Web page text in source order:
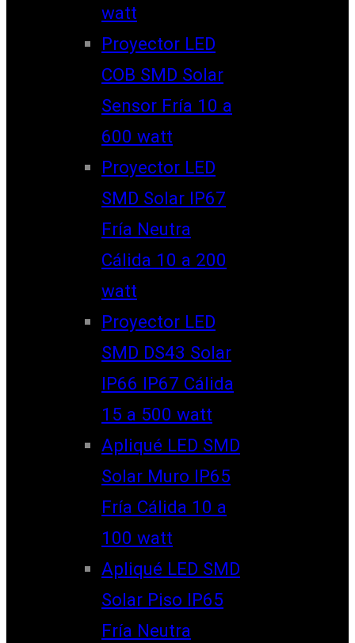
watt
Proyector LED
COB SMD Solar
Sensor Fría 10 a
600 watt
Proyector LED
SMD Solar IP67
Fría Neutra
Cálida 10 a 200
watt
Proyector LED
SMD DS43 Solar
IP66 IP67 Cálida
15 a 500 watt
Apliqué LED SMD
Solar Muro IP65
Fría Cálida 10 a
100 watt
Apliqué LED SMD
Solar Piso IP65
Fría Neutra